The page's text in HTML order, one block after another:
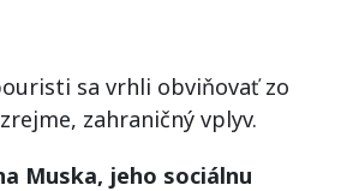
sa vrhli obviňovať zo
zahraničný vplyv.
Muska, jeho sociálnu